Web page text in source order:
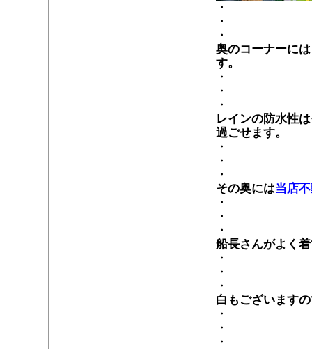
・
・
・
奥のコーナーには
す。
・
・
・
レインの防水性
過ごせます。
・
・
・
その奥には当店
・
・
・
船長さんがよく
・
・
・
白もございます
・
・
・